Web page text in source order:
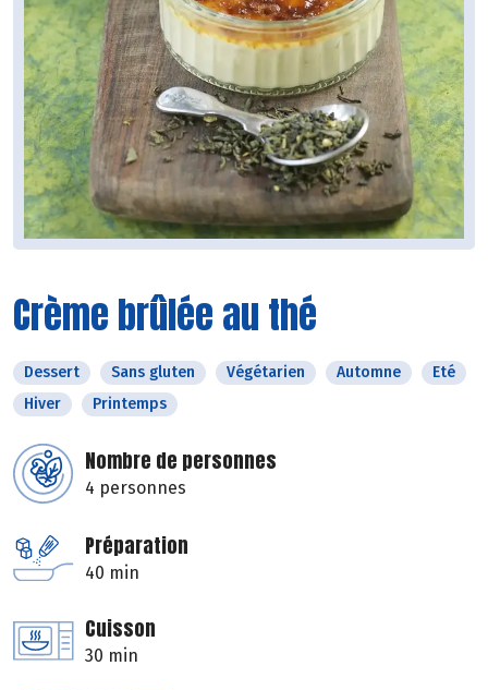
Crème brûlée au thé
Dessert Sans gluten Végétarien Automne
Eté
Hiver
Printemps
Nombre de personnes
4 personnes
Préparation
40 min
Cuisson
30 min